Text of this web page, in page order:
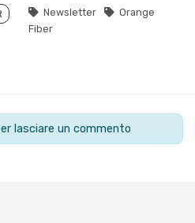
Newsletter
Orange
Fiber
lasciare un commento